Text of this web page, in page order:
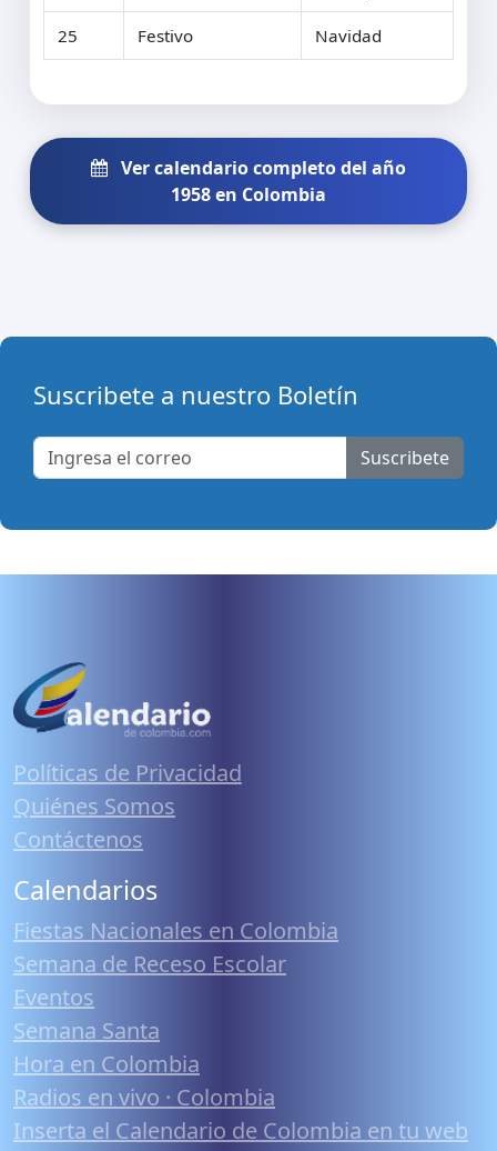
25 Festivo Navidad
Ver calendario completo del año
1958 en Colombia
Suscribete a nuestro Boletín
Suscribete
Políticas de Privacidad
Quiénes Somos
Contáctenos
Calendarios
Fiestas Nacionales en Colombia
Semana de Receso Escolar
Eventos
Semana Santa
Hora en Colombia
Radios en vivo · Colombia
Inserta el Calendario de Colombia en tu web